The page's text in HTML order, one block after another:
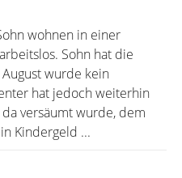
wohnen in einer
Sohn hat die
wurde kein
hat jedoch weiterhin
versäumt wurde, dem
Kindergeld ...